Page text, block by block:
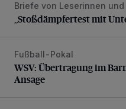
„Stoßdämpfertest mit
Briefe von Leserinnen und
„Stoßdämpfertest mit
WSV: Übertragung im
Fußball-Pokal
WSV: Übertragung im
Ansage